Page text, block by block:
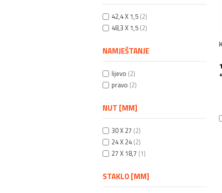
42,4 X 1,5 (2)
48,3 X 1,5 (2)
NAMJEŠTANJE
lijevo (2)
pravo (2)
NUT [MM]
30 X 27 (2)
24 X 24 (2)
27 X 18,7 (1)
STAKLO [MM]